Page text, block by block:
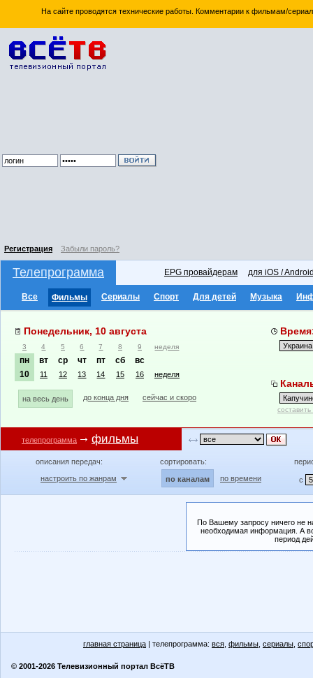
На сайте проводятся технические работы. Комментарии к фильмам/
Регистрация Забыли пароль?
Телепрограмма EPG провайдерам для iOS /
Все Фильмы Сериалы Спорт Для детей Музыка
Понедельник, 10 августа
3 4 5 6 7 8 9 неделя
пн вт ср чт пт сб
вс
10
11 12 13 14 15 16 неделя
на весь день до конца дня сейчас и скоро
телепрограмма фильмы
описания передач:
настроить по жанрам
сортировать:
по каналам по времени с
По Вашему запросу ничего не
необходимая информация. А
период
главная страница | телепрограмма: вся фильмы сериалы
© 2001-2026 Телевизионный портал ВсёТВ